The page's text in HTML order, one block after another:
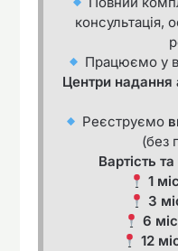
консультація,
Працюємо у
Центри надання
Реєструємо
(без
Вартість
1
3
6
12